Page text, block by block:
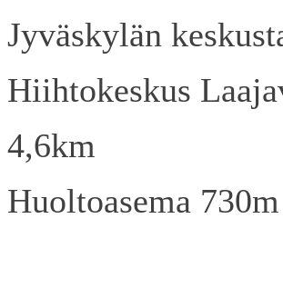
Jyväskylän
Hiihtokeskus
4,6km
Huoltoasema 730m